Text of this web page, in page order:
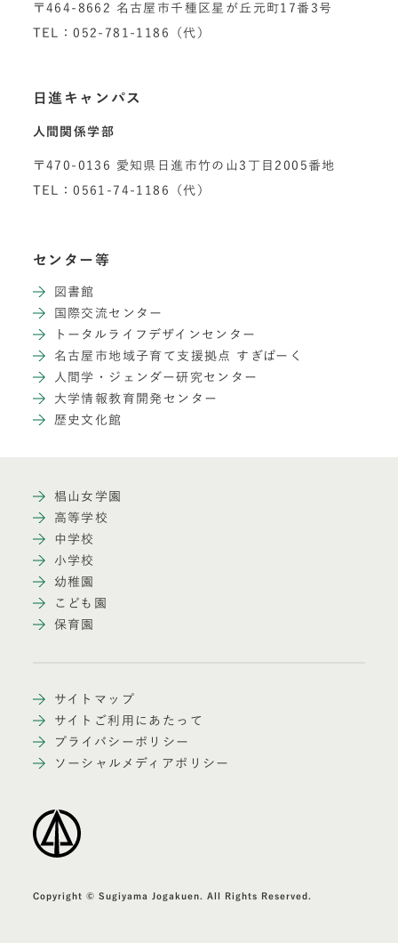
〒464-8662 名古屋市千種区星が丘元町17番3号
TEL：052-781-1186（代）
日進キャンパス
人間関係学部
〒470-0136 愛知県日進市竹の山3丁目2005番地
TEL：0561-74-1186（代）
センター等
図書館
国際交流センター
トータルライフデザインセンター
名古屋市地域子育て支援拠点 すぎぱーく
人間学・ジェンダー研究センター
大学情報教育開発センター
歴史文化館
椙山女学園
高等学校
中学校
小学校
幼稚園
こども園
保育園
サイトマップ
サイトご利用にあたって
プライバシーポリシー
ソーシャルメディアポリシー
Copyright © Sugiyama Jogakuen. All Rights Reserved.